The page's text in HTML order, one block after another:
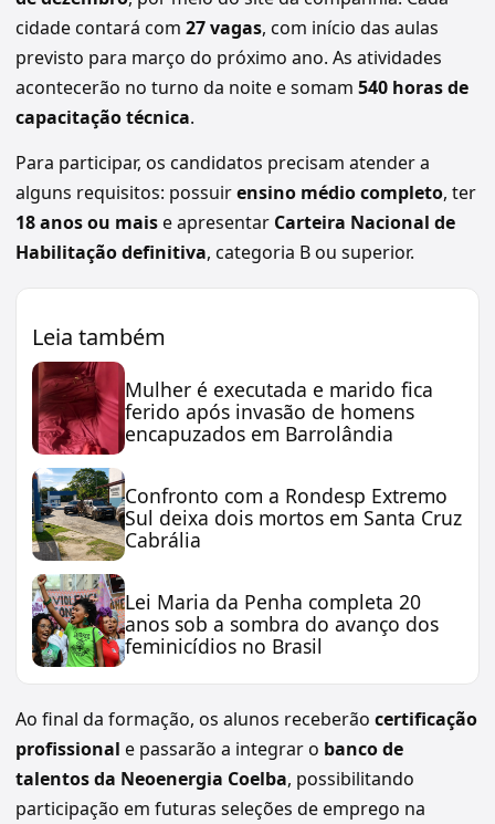
cidade contará com 27 vagas, com início das aulas
previsto para março do próximo ano. As atividades
acontecerão no turno da noite e somam 540 horas de
capacitação técnica.
Para participar, os candidatos precisam atender a
alguns requisitos: possuirensino médio completo, ter
18 anos ou maise apresentar Carteira Nacional de
Habilitação definitiva, categoria B ou superior.
Leia também
Mulher é executada e marido fica
ferido após invasão de homens
encapuzados em Barrolândia
Confronto com a Rondesp Extremo
Sul deixa dois mortos em Santa Cruz
Cabrália
Lei Maria da Penha completa 20
anos sob a sombra do avanço dos
feminicídios no Brasil
Ao final da formação, os alunos receberão certificação
profissional e passarão a integrar o banco de
talentos da Neoenergia Coelba, possibilitando
participação em futuras seleções de emprego na